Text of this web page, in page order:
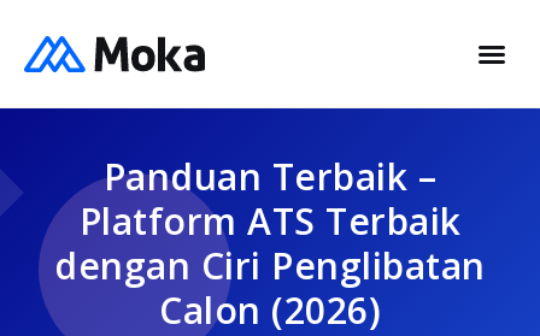
Panduan Terbaik –
Platform ATS Terbaik
dengan Ciri Penglibatan
Calon (2026)